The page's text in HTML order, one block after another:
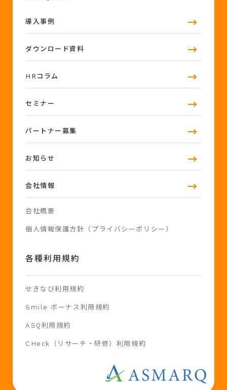
導入事例
ダウンロード資料
HRコラム
セミナー
パートナー募集
お知らせ
会社情報
会社概要
個人情報保護方針（プライバシーポリシー）
各種利用規約
せきなび利用規約
Smile ボーナス利用規約
ASQ利用規約
CHeck（リサーチ・研修）利用規約